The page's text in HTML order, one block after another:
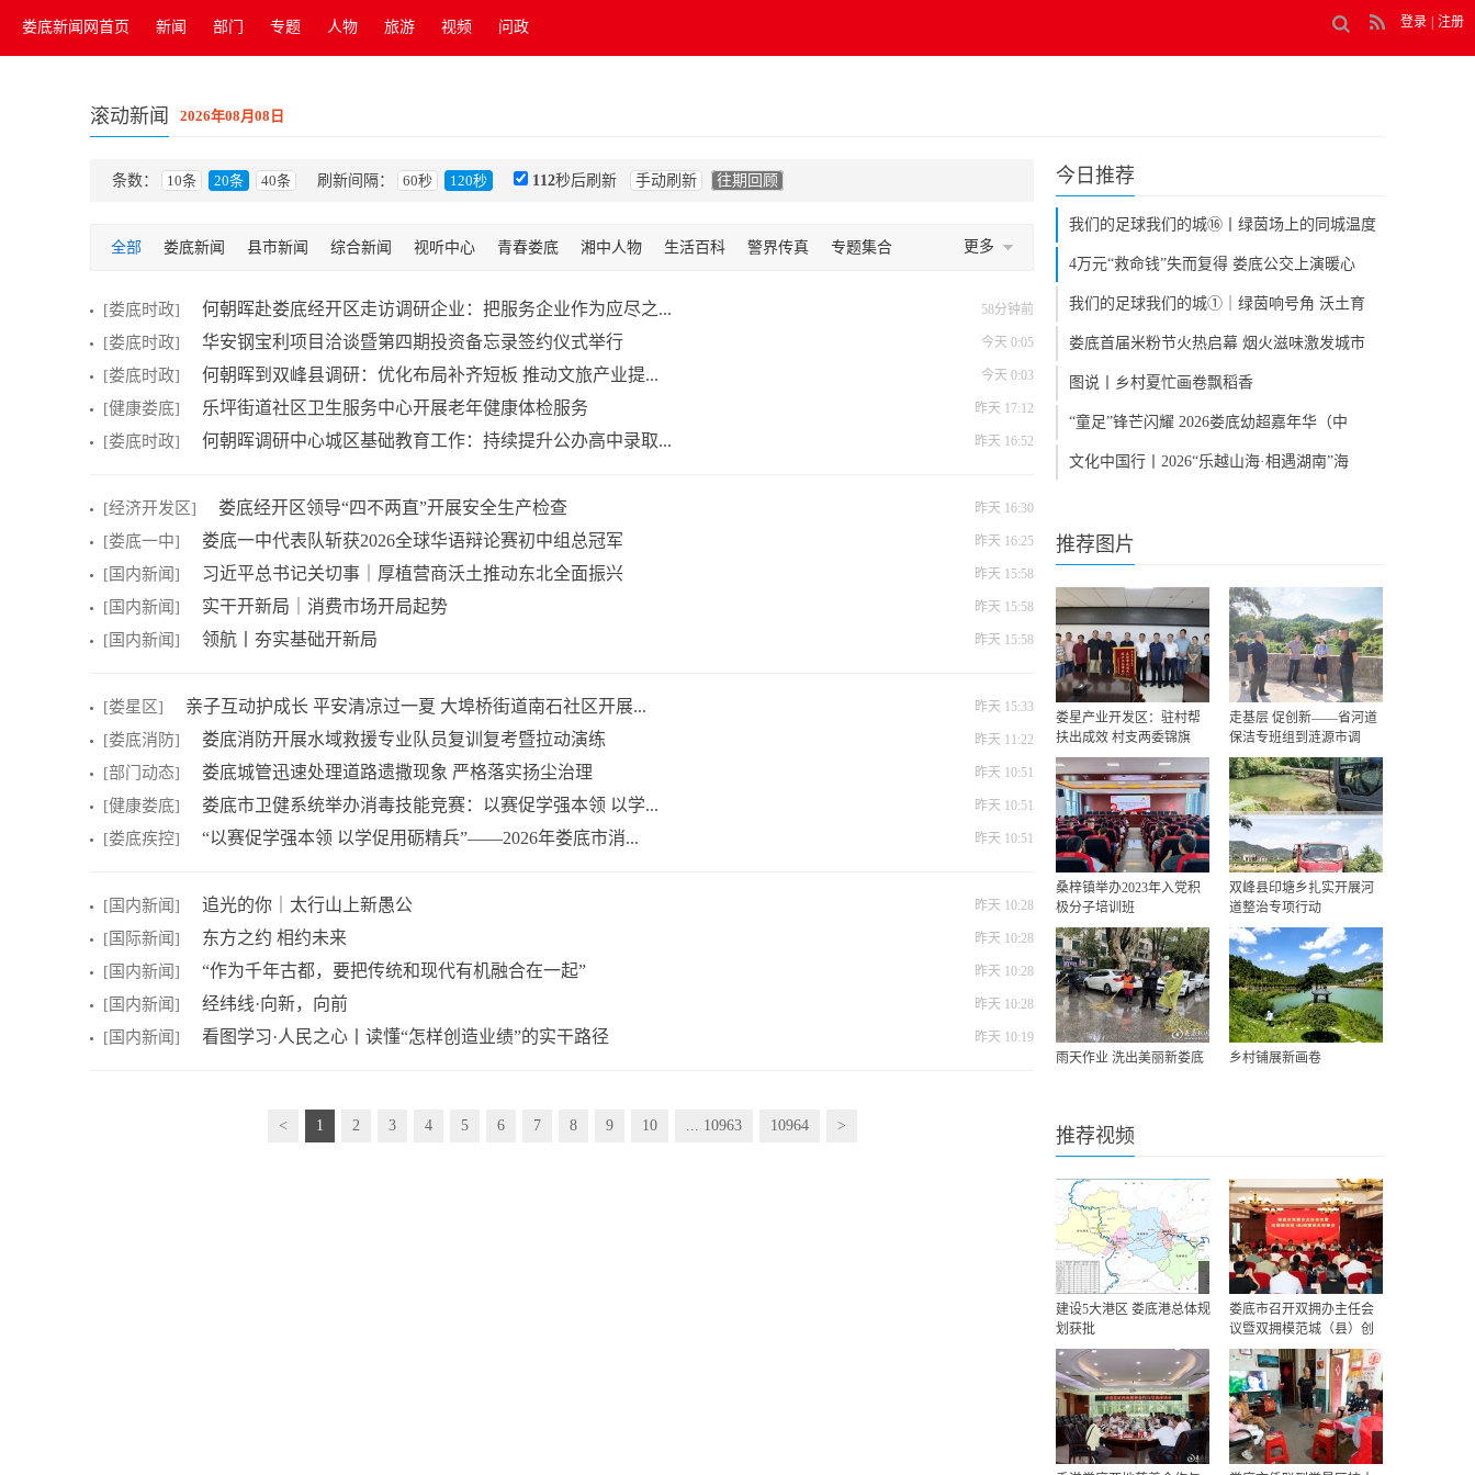
登录 注册
娄底新闻网首页 新闻 部门 专题 人物 旅游 视频 问政
滚动新闻 2026年08月08日
条数： 10条 20条 40条 刷新间隔： 60秒 120秒 112秒后刷新 手动刷新 往期回顾
全部 更多
娄底新闻 县市新闻 综合新闻 视听中心 青春娄底 湘中人物 生活百科 警界传真 专题集合
其他 省运会
58分钟前
[娄底时政] 何朝晖赴娄底经开区走访调研企业：把服务企业作为应尽之...
今天 0:05
[娄底时政] 华安钢宝利项目洽谈暨第四期投资备忘录签约仪式举行
今天 0:03
[娄底时政] 何朝晖到双峰县调研：优化布局补齐短板 推动文旅产业提...
昨天 17:12
[健康娄底] 乐坪街道社区卫生服务中心开展老年健康体检服务
昨天 16:52
[娄底时政] 何朝晖调研中心城区基础教育工作：持续提升公办高中录取...
昨天 16:30
[经济开发区] 娄底经开区领导“四不两直”开展安全生产检查
昨天 16:25
[娄底一中] 娄底一中代表队斩获2026全球华语辩论赛初中组总冠军
昨天 15:58
[国内新闻] 习近平总书记关切事｜厚植营商沃土推动东北全面振兴
昨天 15:58
[国内新闻] 实干开新局｜消费市场开局起势
昨天 15:58
[国内新闻] 领航丨夯实基础开新局
昨天 15:33
[娄星区] 亲子互动护成长 平安清凉过一夏 大埠桥街道南石社区开展...
昨天 11:22
[娄底消防] 娄底消防开展水域救援专业队员复训复考暨拉动演练
昨天 10:51
[部门动态] 娄底城管迅速处理道路遗撒现象 严格落实扬尘治理
昨天 10:51
[健康娄底] 娄底市卫健系统举办消毒技能竞赛：以赛促学强本领 以学...
昨天 10:51
[娄底疾控] “以赛促学强本领 以学促用砺精兵”——2026年娄底市消...
昨天 10:28
[国内新闻] 追光的你｜太行山上新愚公
昨天 10:28
[国际新闻] 东方之约 相约未来
昨天 10:28
[国内新闻] “作为千年古都，要把传统和现代有机融合在一起”
昨天 10:28
[国内新闻] 经纬线·向新，向前
昨天 10:19
[国内新闻] 看图学习·人民之心丨读懂“怎样创造业绩”的实干路径
< 1 2 3 4 5 6 7 8 9 10 ... 10963 10964 >
今日推荐
我们的足球我们的城⑯丨绿茵场上的同城温度
4万元“救命钱”失而复得 娄底公交上演暖心
我们的足球我们的城①｜绿茵响号角 沃土育
娄底首届米粉节火热启幕 烟火滋味激发城市
图说丨乡村夏忙画卷飘稻香
“童足”锋芒闪耀 2026娄底幼超嘉年华（中
文化中国行丨2026“乐越山海·相遇湖南”海
推荐图片
娄星产业开发区：驻村帮
扶出成效 村支两委锦旗
走基层 促创新——省河道
保洁专班组到涟源市调
桑梓镇举办2023年入党积
极分子培训班
双峰县印塘乡扎实开展河
道整治专项行动
雨天作业 洗出美丽新娄底 乡村铺展新画卷
推荐视频
建设​5大港区 娄底港总体规
划获批
娄底市召开双拥办主任会
议暨双拥模范城（县）创